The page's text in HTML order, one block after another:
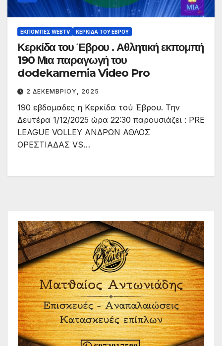
ΕΚΠΟΜΠΈΣ WEBTV ΚΕΡΚΊΔΑ ΤΟΥ ΈΒΡΟΥ
Κερκίδα του Έβρου . Αθλητική εκπομπή
190 Μια παραγωγή του
dodekamemia Video Pro
2 ΔΕΚΕΜΒΡΊΟΥ, 2025
190 εβδομαδες η Κερκίδα τού Έβρου. Την
Δευτέρα 1/12/2025 ώρα 22:30 παρουσιάζει : PRE
LEAGUΕ VOLLEY ΑΝΔΡΩΝ ΑΘΛΟΣ
ΟΡΕΣΤΙΑΔΑΣ VS…